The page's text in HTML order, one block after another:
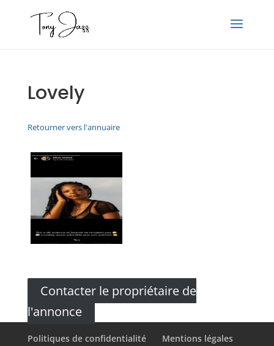
Lovely
Retourner vers l'annuaire
Contacter le propriétaire de
l'annonce
Politiques de confidentialité
Mentions légales